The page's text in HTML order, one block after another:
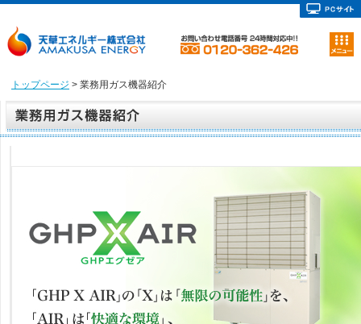
トップページ > 業務用ガス機器紹介